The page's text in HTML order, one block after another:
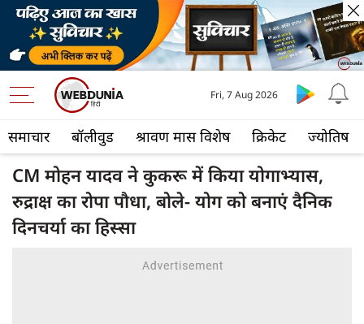
समाचार बॉलीवुड श्रावण मास विशेष क्रिकेट ज्योतिष
Fri, 7 Aug 2026
CM मोहन यादव ने कुकरू में किया योगाभ्यास,
रुद्राक्ष का रोपा पौधा, बोले- योग को बनाएं दैनिक
दिनचर्या का हिस्सा